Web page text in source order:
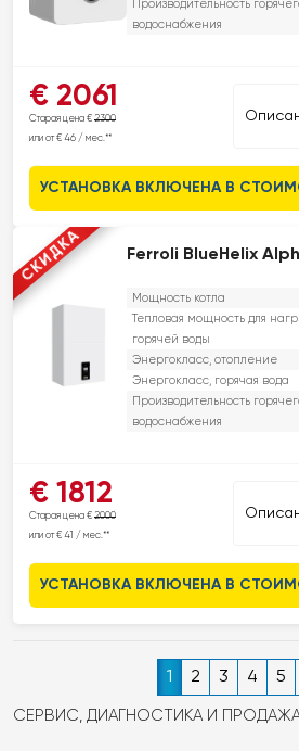
Производительность
водоснабжения
эффективность и современный дизайн. Он
электронным насосом, который снижает
дополнительной звукоизоляцией для
сочетает в себе высокую эффективность,
€ 2061
Старая цена € 2300
или от € 46 / мес.**
УСТАНОВКА ВКЛЮЧЕНА В
Ferroli BlueHelix
Мощность котла
Тепловая мощность для
горячей воды
Энергокласс, отопление
Энергокласс, горячая вода
Производительность
водоснабжения
бюджетного класса, которое при
дистанционного управления CONNECT и
температуры (для моделей 28 C и 34 C)
энергоэффективности A+.Этот газовый
отличным выбором для тех, кто ищет
СКИДКА
€ 1812
Старая цена € 2000
или от € 41 / мес.**
УСТАНОВКА ВКЛЮЧЕНА В
1 2 3 4 5
СЕРВИС, ДИАГНОСТИКА И